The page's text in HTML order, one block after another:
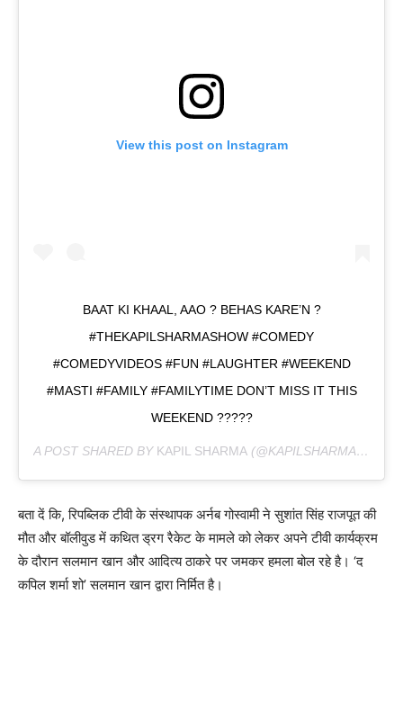
View this post on Instagram
BAAT KI KHAAL, AAO ? BEHAS KARE’N ?
#THEKAPILSHARMASHOW #COMEDY
#COMEDYVIDEOS #FUN #LAUGHTER #WEEKEND
#MASTI #FAMILY #FAMILYTIME DON’T MISS IT THIS
WEEKEND ?????
A POST SHARED BY KAPIL SHARMA (@KAPILSHARMA) ON
बता दें कि, रिपब्लिक टीवी के संस्थापक अर्नब गोस्वामी ने सुशांत सिंह राजपूत की
मौत और बॉलीवुड में कथित ड्रग रैकेट के मामले को लेकर अपने टीवी कार्यक्रम
के दौरान सलमान खान और आदित्य ठाकरे पर जमकर हमला बोल रहे है। ‘द
कपिल शर्मा शो’ सलमान खान द्वारा निर्मित है।